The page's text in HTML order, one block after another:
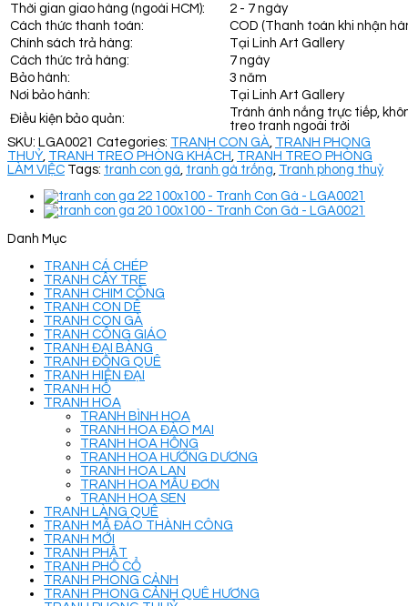
Thời gian giao hàng (ngoài HCM):
2 - 7 ngày
Cách thức thanh toán:
COD (Thanh toán khi nhận
Chính sách trả hàng:
Tại Linh Art Gallery
Cách thức trả hàng:
7 ngày
Bảo hành:
3 năm
Nơi bảo hành:
Tại Linh Art Gallery
Điều kiện bảo quản:
Tránh ánh nắng trực tiếp,
treo tranh ngoài trời
SKU: LGA0021 Categories: TRANH CON GÀ TRANH PHONG
THUỶ TRANH TREO PHÒNG KHÁCH TRANH TREO PHÒNG
LÀM VIỆC Tags: tranh con gà tranh gà trống Tranh phong thuỷ
Danh Mục
TRANH CÁ CHÉP
TRANH CÂY TRE
TRANH CHIM CÔNG
TRANH CON DÊ
TRANH CON GÀ
TRANH CÔNG GIÁO
TRANH ĐẠI BÀNG
TRANH ĐỒNG QUÊ
TRANH HIỆN ĐẠI
TRANH HỔ
TRANH HOA
TRANH BÌNH HOA
TRANH HOA ĐÀO MAI
TRANH HOA HỒNG
TRANH HOA HƯỚNG DƯƠNG
TRANH HOA LAN
TRANH HOA MẪU ĐƠN
TRANH HOA SEN
TRANH LÀNG QUÊ
TRANH MÃ ĐÁO THÀNH CÔNG
TRANH MỚI
TRANH PHẬT
TRANH PHỐ CỔ
TRANH PHONG CẢNH
TRANH PHONG CẢNH QUÊ HƯƠNG